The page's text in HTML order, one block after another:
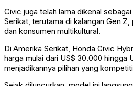
Civic juga telah lama dikenal
Serikat, terutama di kalangan Gen
dan konsumen multikultural.
Di Amerika Serikat, Honda Civic
harga mulai dari US$ 30.000 hingga
menjadikannya pilihan yang